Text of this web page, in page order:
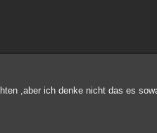
,aber ich denke nicht das es